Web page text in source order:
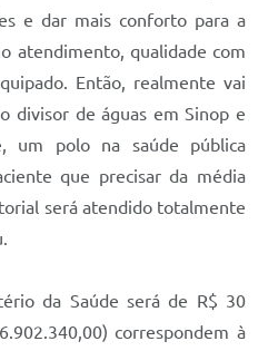
e dar mais conforto para a
atendimento, qualidade com
Então, realmente vai
divisor de águas em Sinop e
um polo na saúde pública
que precisar da média
será atendido totalmente
da Saúde será de R$ 30
correspondem à